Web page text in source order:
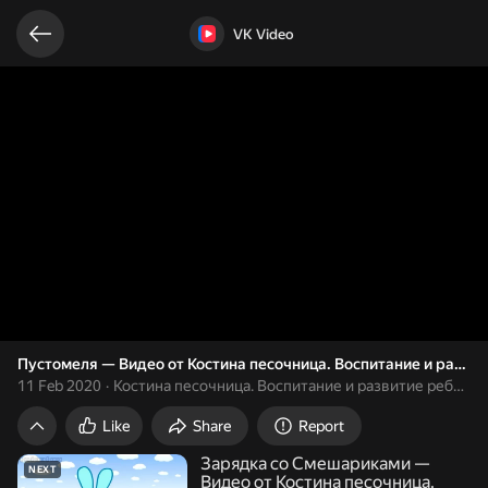
Video opened VK Video
Пустомеля — Видео от Костина песочница.
11 Feb 2020
Костина песочница. Воспитание и развитие ребенка
Like Share Report
Related videos
NEXT
Зарядка со Смешариками —
Видео от Костина песочница.